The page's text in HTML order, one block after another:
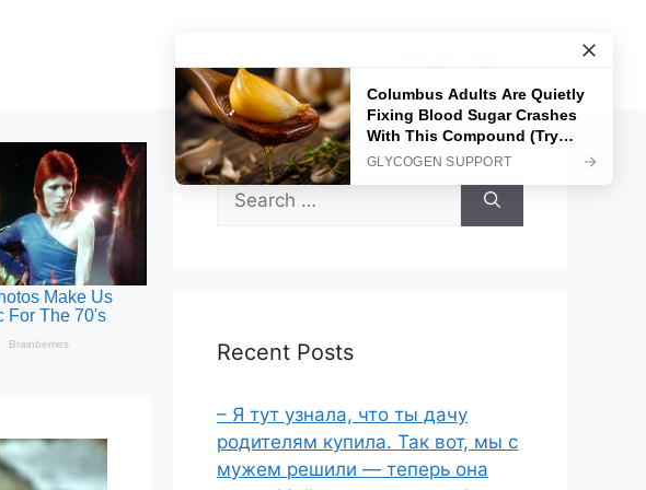
Search
for:
Recent Posts
– Я тут узнала, что ты дачу
родителям купила. Так вот, мы с
мужем решили — теперь она